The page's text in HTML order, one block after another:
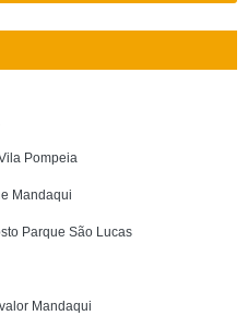
Pompeia
Mandaqui
Parque São Lucas
Mandaqui